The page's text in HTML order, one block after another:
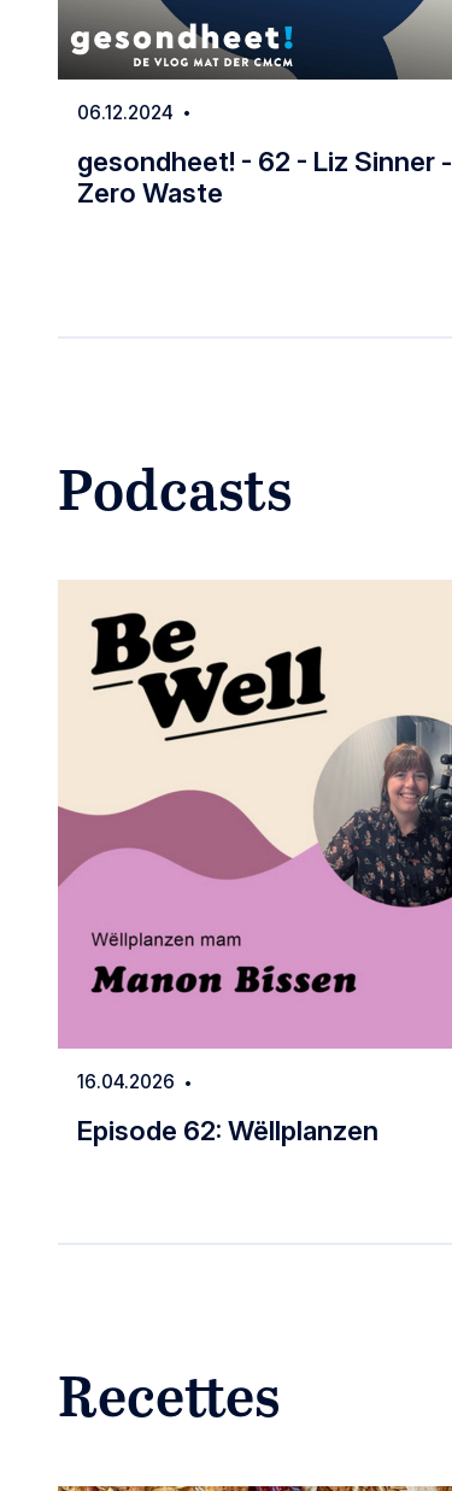
Date
06.12.2024
gesondheet! - 62 - Liz Sinner -
Zero Waste
Podcasts
Date
16.04.2026
Episode 62: Wëllplanzen
Recettes